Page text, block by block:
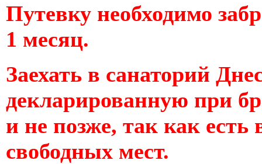
Путевку необходимо
1 месяц.
Заехать в санаторий
декларированную при
и не позже, так как есть
свободных мест.